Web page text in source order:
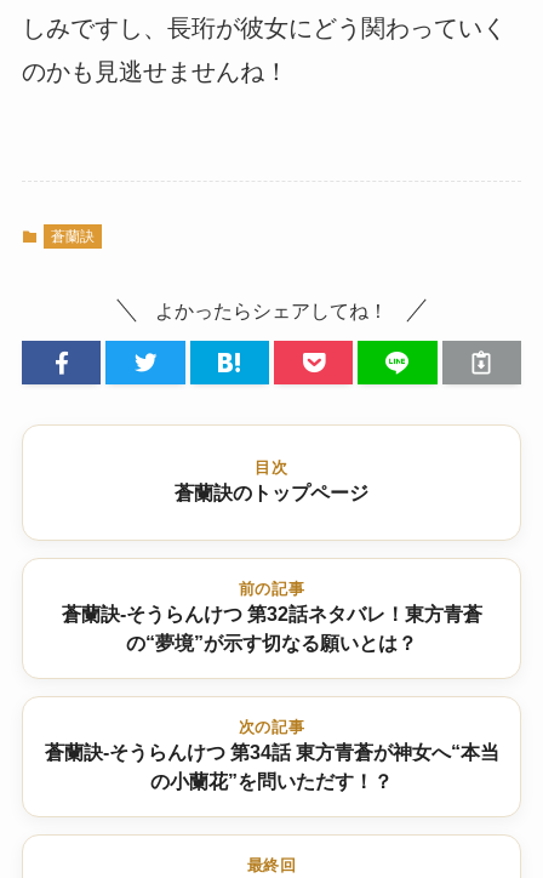
しみですし、長珩が彼女にどう関わっていく
のかも見逃せませんね！
蒼蘭訣
よかったらシェアしてね！
目次
蒼蘭訣のトップページ
前の記事
蒼蘭訣-そうらんけつ 第32話ネタバレ！東方青蒼
の“夢境”が示す切なる願いとは？
次の記事
蒼蘭訣-そうらんけつ 第34話 東方青蒼が神女へ“本当
の小蘭花”を問いただす！？
最終回